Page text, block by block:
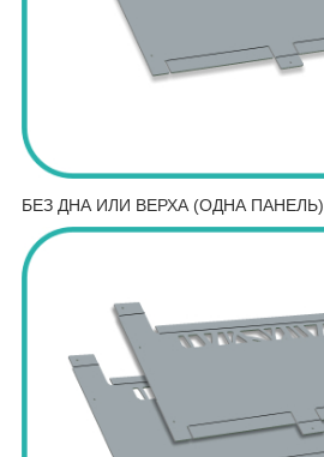
БЕЗ ДНА ИЛИ ВЕРХА (ОДНА ПАНЕЛЬ)